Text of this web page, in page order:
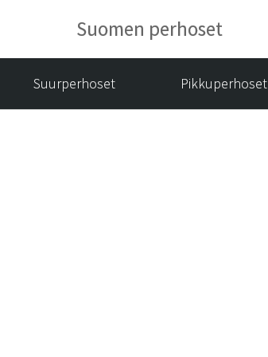
Suomen perhoset
Suurperhoset Pikkuperhoset